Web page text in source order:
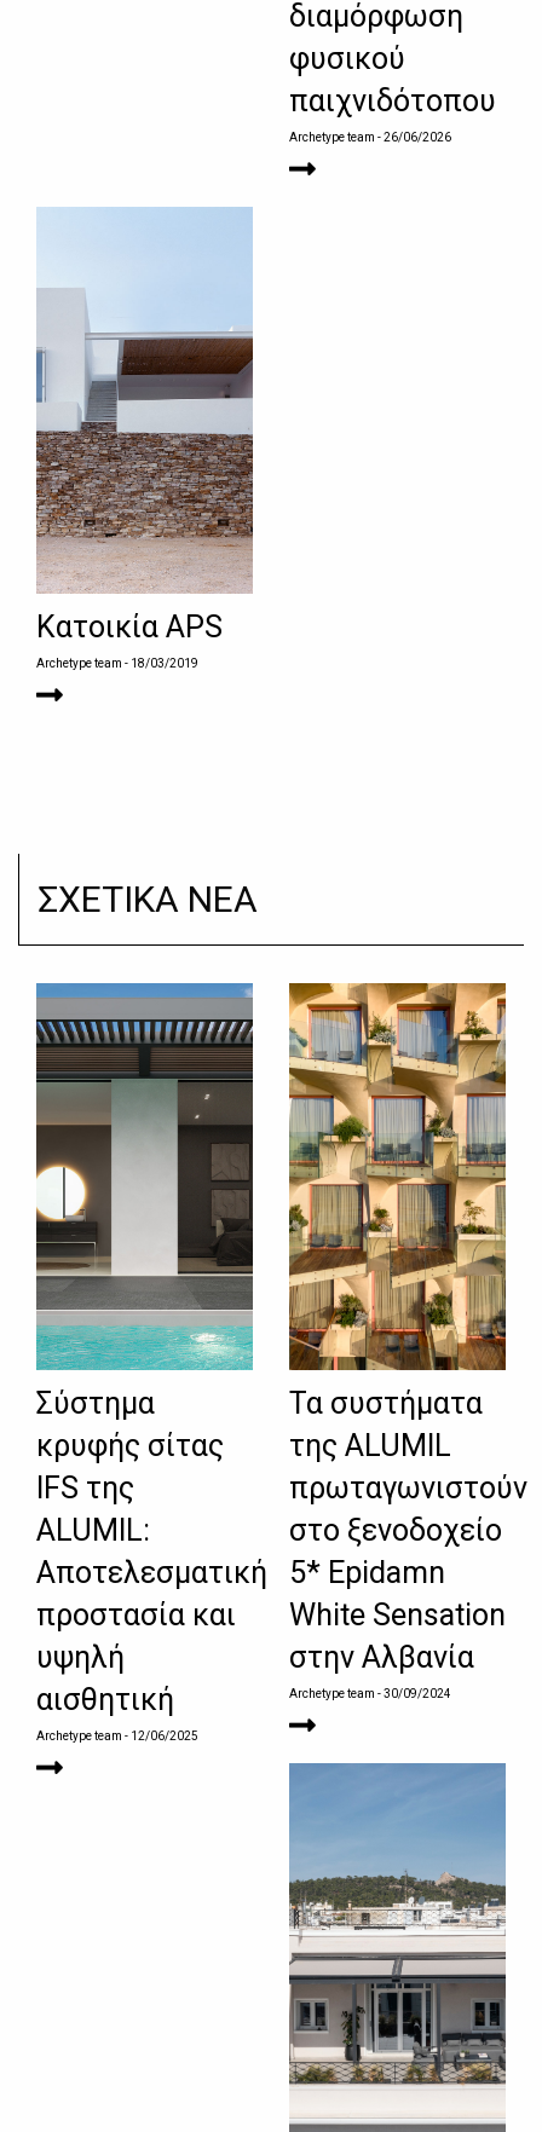
διαμόρφωση
φυσικού
παιχνιδότοπου
Archetype team - 26/06/2026
Κατοικία ΑPS
Archetype team - 18/03/2019
ΣΧΕΤΙΚΑ ΝΕΑ
Σύστημα
κρυφής σίτας
IFS της
ALUMIL:
Αποτελεσματική
προστασία και
υψηλή
αισθητική
Archetype team - 12/06/2025
Τα συστήματα
της ALUMIL
πρωταγωνιστούν
στο ξενοδοχείο
5* Epidamn
White Sensation
στην Αλβανία
Archetype team - 30/09/2024